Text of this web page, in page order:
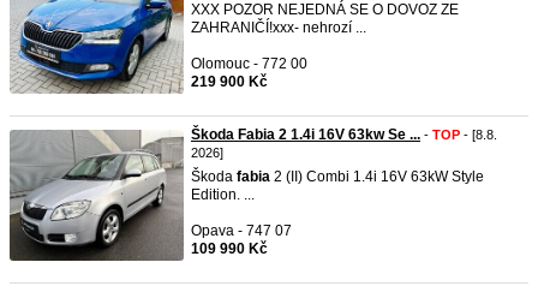
XXX POZOR NEJEDNÁ SE O DOVOZ ZE
ZAHRANIČÍ!xxx- nehrozí ...
Olomouc - 772 00
219 900 Kč
Škoda Fabia 2 1.4i 16V 63kw Se ... - TOP - [8.8.
2026]
Škoda fabia 2 (II) Combi 1.4i 16V 63kW Style
Edition. ...
Opava - 747 07
109 990 Kč